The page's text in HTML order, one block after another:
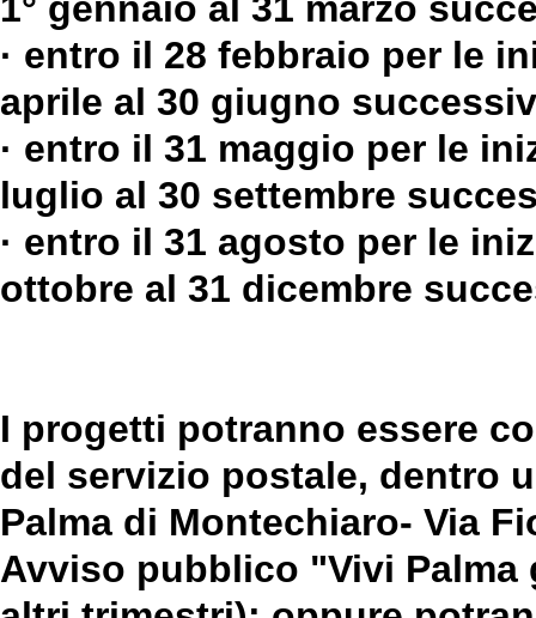
· entro il 28 febbraio per le
aprile al 30 giugno
· entro il 31 maggio per le
luglio al 30 settembre
· entro il 31 agosto per le
ottobre al 31 dicembre
I progetti potranno essere
del servizio postale, dentro
Palma di Montechiaro- Via
Avviso pubblico "Vivi Palma